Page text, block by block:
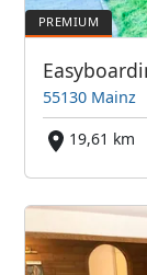
55130 Mainz
19,61 km